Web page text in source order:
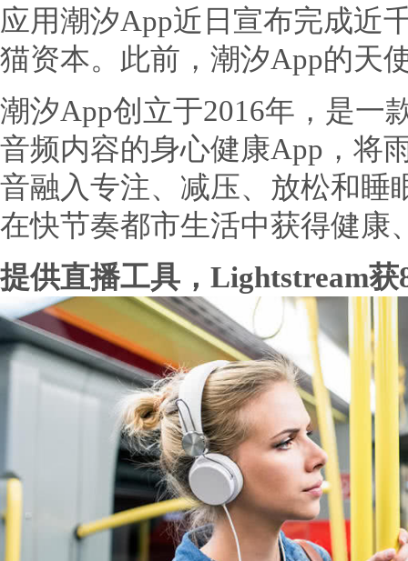
应用潮汐App近日宣布完成近
猫资本。此前，潮汐App的天
潮汐App创立于2016年，是一
音频内容的身心健康App，将
音融入专注、减压、放松和睡
在快节奏都市生活中获得健康
提供直播工具，Lightstream